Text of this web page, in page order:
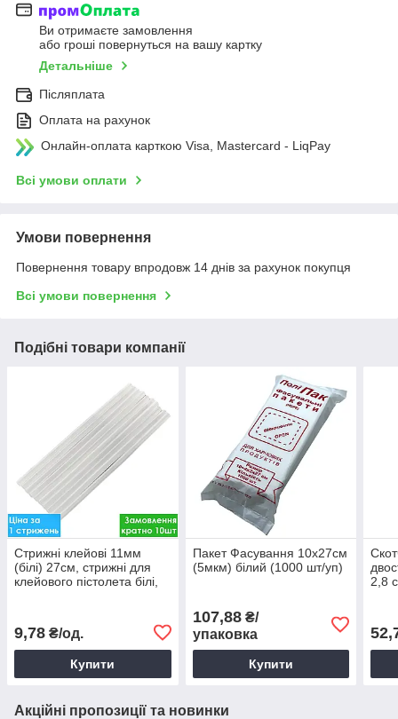
Ви отримаєте замовлення
або гроші повернуться на вашу картку
Детальніше
Післяплата
Оплата на рахунок
Онлайн-оплата карткою Visa, Mastercard - LiqPay
Всі умови оплати
Умови повернення
Повернення товару впродовж 14 днів за рахунок покупця
Всі умови повернення
Подібні товари компанії
Стрижні клейові 11мм
(білі) 27см, стрижні для
клейового пістолета білі,
9,78 ₴/од.
Купити
Пакет Фасування 10х27см
(5мкм) білий (1000 шт/уп)
107,88₴/
упаковка
Купити
2,8
Акційні пропозиції та новинки